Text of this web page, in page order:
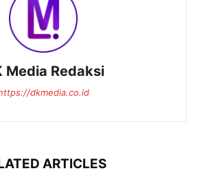
Media Redaksi
dkmedia.co.id
ARTICLES